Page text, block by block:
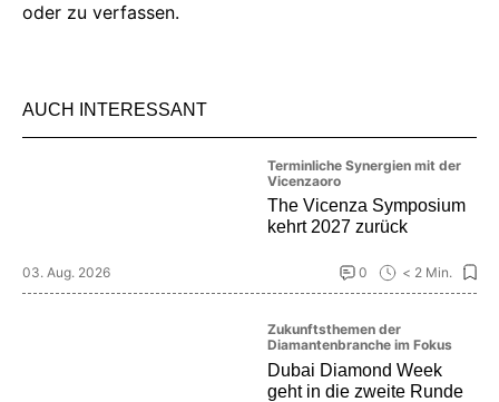
oder zu verfassen.
AUCH INTERESSANT
Terminliche Synergien mit der
Vicenzaoro
The Vicenza Symposium
kehrt 2027 zurück
03. Aug. 2026 0 < 2 Min.
Zukunftsthemen der
Diamantenbranche im Fokus
Dubai Diamond Week
geht in die zweite Runde